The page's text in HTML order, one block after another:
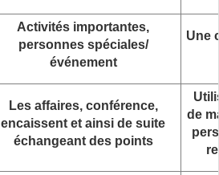
Activités importantes,
personnes spéciales/
événement
Une
Les affaires, conférence,
encaissent et ainsi de suite
échangeant des points
de